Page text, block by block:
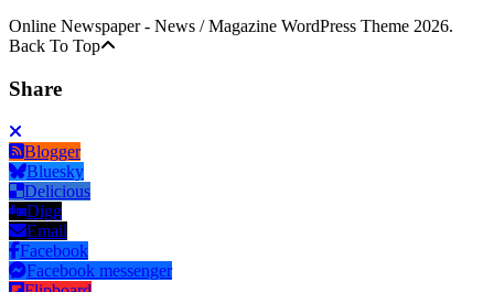
Online Newspaper - News / Magazine WordPress Theme 2026.
Back To Top
Share
Blogger
Bluesky
Delicious
Digg
Email
Facebook
Facebook messenger